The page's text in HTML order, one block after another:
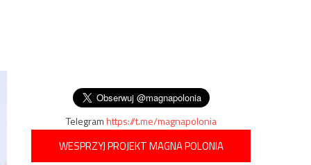
Telegramhttps://t.me/magnapolonia
WESPRZYJ PROJEKT MAGNA POLONIA